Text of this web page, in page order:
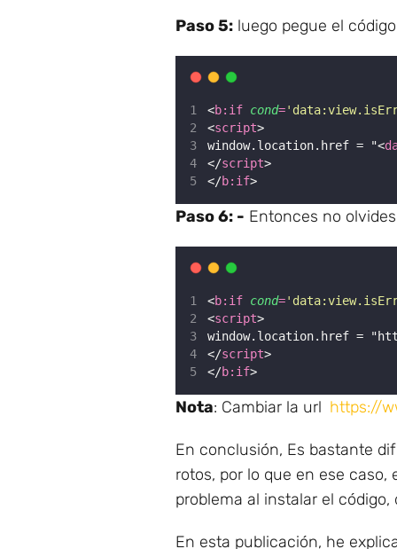
Paso 5: luego pegue el
<b:if cond='
<script>
window.location.href = "<
</script>
</b:if>
Paso 6: - Entonces no
<b:if cond='
<script>
window.location.href =
</script>
</b:if>
Nota: Cambiar la url https://
En conclusión, Es bastante
rotos, por lo que en ese
problema al instalar el
En esta publicación, he